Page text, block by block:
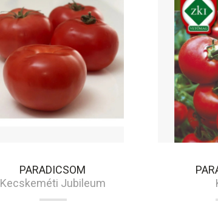
PARADICSOM
Kecskeméti Jubileum